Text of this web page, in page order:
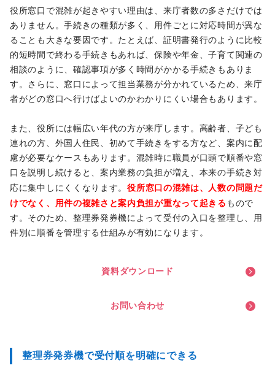
役所窓口で混雑が起きやすい理由は、来庁者数の多さだけでは
ありません。手続きの種類が多く、用件ごとに対応時間が異な
ることも大きな要因です。たとえば、証明書発行のように比較
的短時間で終わる手続きもあれば、保険や年金、子育て関連の
相談のように、確認事項が多く時間がかかる手続きもありま
す。さらに、窓口によって担当業務が分かれているため、来庁
者がどの窓口へ行けばよいのかわかりにくい場合もあります。
また、役所には幅広い年代の方が来庁します。高齢者、子ども
連れの方、外国人住民、初めて手続きをする方など、案内に配
慮が必要なケースもあります。混雑時に職員が口頭で順番や窓
口を説明し続けると、案内業務の負担が増え、本来の手続き対
応に集中しにくくなります。役所窓口の混雑は、人数の問題だ
けでなく、用件の複雑さと案内負担が重なって起きる もので
す。そのため、整理券発券機によって受付の入口を整理し、用
件別に順番を管理する仕組みが有効になります。
資料ダウ ン ロ ー ド
お 問 い合わせ
整理券発券機で受付順を明確にできる